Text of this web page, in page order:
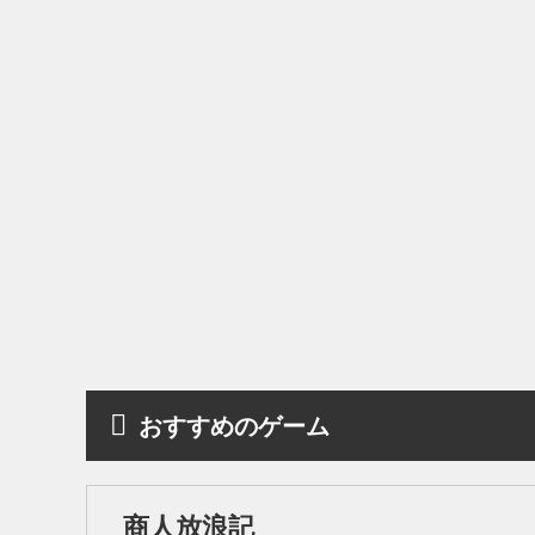
おすすめのゲーム
商人放浪記